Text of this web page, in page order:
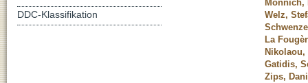
Mönnich,
Welz,
La
Gatidis,
Zips,
DDC-Klassifikation